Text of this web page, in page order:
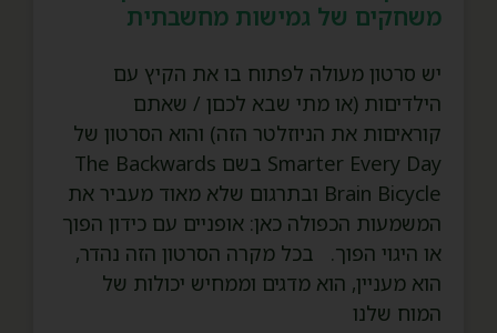
משחקים של גמישות מחשבתית
יש סרטון מעולה לפתוח בו את הקיץ עם
הילדיםות (או מתי שבא לכםן / שאתם
קוראיםות את הניוזלטר הזה) והוא הסרטון של
Smarter Every Day בשם The Backwards
Brain Bicycle ובתרגום שלא מאוד מעביר את
המשמעות הכפולה כאן: אופניים עם כידון הפוך
או היגוי הפוך. בכל מקרה הסרטון הזה נהדר,
הוא מעניין, הוא מדגים וממחיש יכולות של
המוח שלנו